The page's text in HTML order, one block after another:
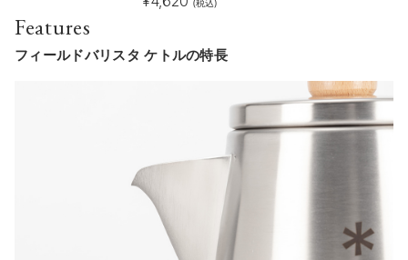
(税込)
Features
フィールドバリスタ ケトルの特長